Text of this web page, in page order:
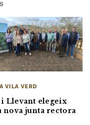
VILA VERD
i Llevant elegeix
nova junta rectora